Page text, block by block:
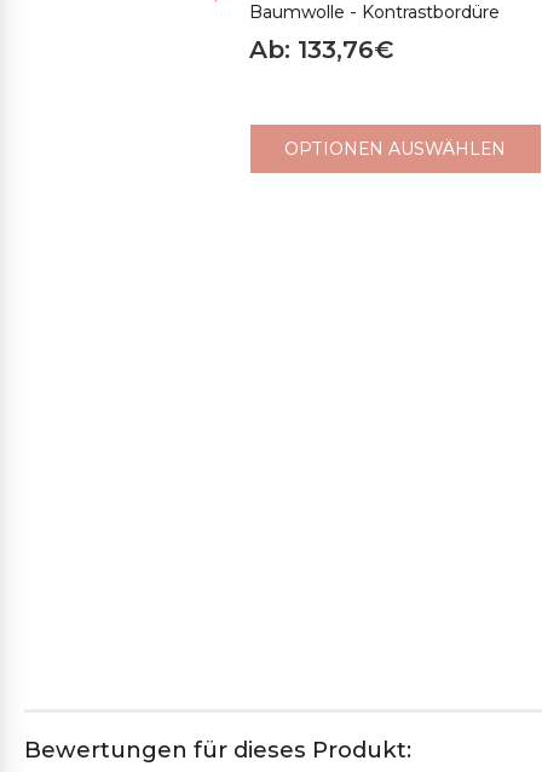
Baumwolle - Kontrastbordüre
Ab: 133,76€
OPTIONEN AUSWÄHLEN
Bewertungen für dieses Produkt: